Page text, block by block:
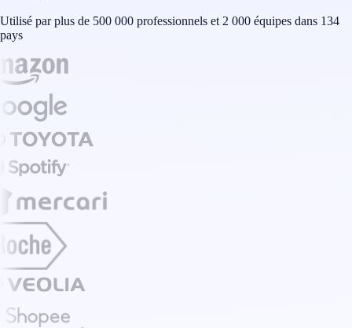
Utilisé par plus de 500 000 professionnels et 2 000 équipes dans 134
pays